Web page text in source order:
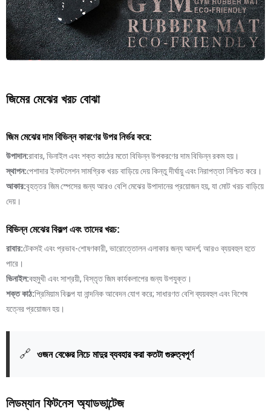
জিমের মেঝের খরচ বোঝা
জিম মেঝের দাম বিভিন্ন কারণের উপর নির্ভর করে:
উপাদান:রাবার, ভিনাইল এবং শক্ত কাঠের মতো বিভিন্ন উপকরণের দাম বিভিন্ন রকম হয়।
স্থাপন:পেশাদার ইনস্টলেশন সামগ্রিক খরচ বাড়িয়ে দেয় কিন্তু দীর্ঘায়ু এবং নিরাপত্তা নিশ্চিত করে।
আকার:বৃহত্তর জিম স্পেসের জন্য আরও বেশি মেঝের উপাদানের প্রয়োজন হয়, যা মোট খরচ বাড়িয়ে
দেয়।
বিভিন্ন মেঝের বিকল্প এবং তাদের খরচ:
রাবার:টেকসই এবং প্রভাব-শোষণকারী, ভারোত্তোলন এলাকার জন্য আদর্শ; আরও ব্যয়বহুল হতে
পারে।
ভিনাইল:বহুমুখী এবং সাশ্রয়ী, বিস্তৃত জিম কার্যকলাপের জন্য উপযুক্ত।
শক্ত কাঠ:প্রিমিয়াম বিকল্প যা নান্দনিক আবেদন যোগ করে; সাধারণত বেশি ব্যয়বহুল এবং বিশেষ
যত্নের প্রয়োজন হয়।
🔗 ওজন বেঞ্চের নিচে মাদুর ব্যবহার করা কতটা গুরুত্বপূর্ণ
লিডম্যান ফিটনেস অ্যাডভান্টেজ